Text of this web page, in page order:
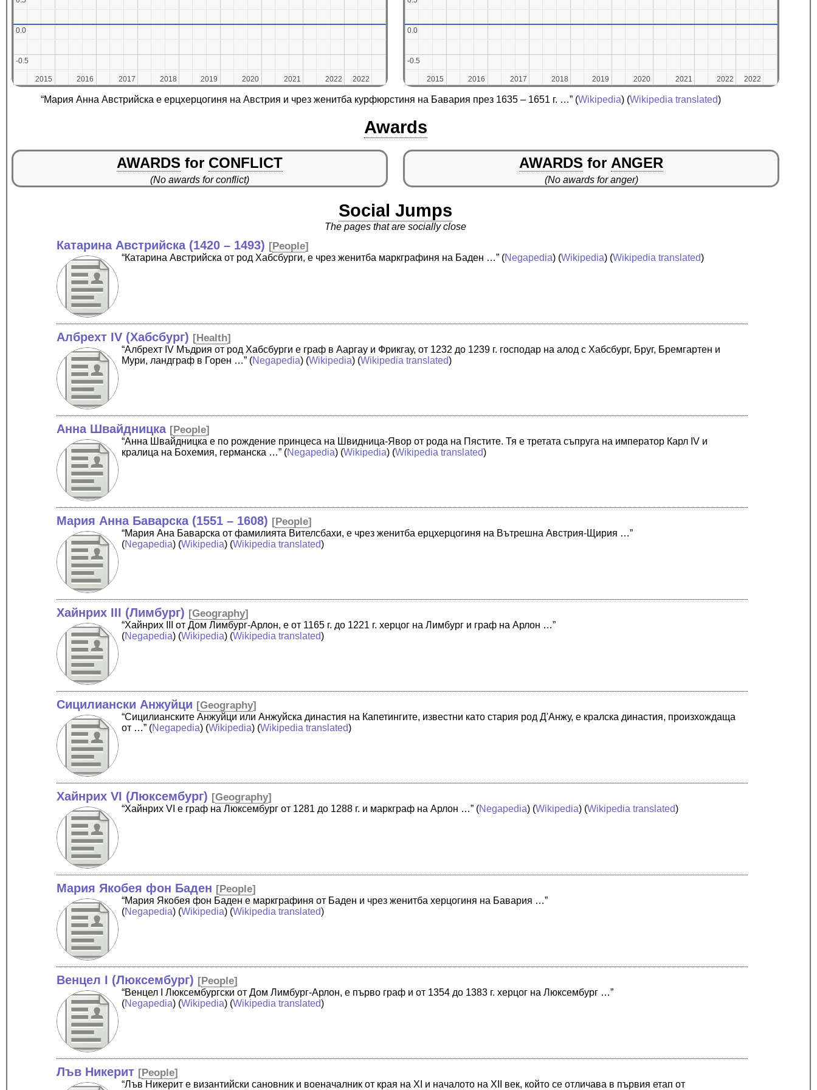
2015
2015 2016
2016 2017
2017 2018
2018 2019
2019 2020
2020 2021
2021 2022
2022 2022
2022
-0.5
-0.5
0.0
0.0
2015
2015 2016
2016 2017
2017 2018
2018 2019
2019 2020
2020 2021
2021 2022
2022 2022
2022
-0.5
-0.5
0.0
0.0
“Мария Анна Австрийска е ерцхерцогиня на Австрия и чрез женитба курфюрстиня на Бавария през 1635 – 1651 г. …” (Wikipedia) (Wikipedia translated)
Awards
AWARDS for CONFLICT
(No awards for conflict)
AWARDS for ANGER
(No awards for anger)
Social Jumps
The pages that are socially close
Катарина Австрийска (1420 – 1493) [People]
“Катарина Австрийска от род Хабсбурги, е чрез женитба маркграфиня на Баден …” (Negapedia) (Wikipedia) (Wikipedia translated)
Албрехт IV (Хабсбург) [Health]
“Албрехт IV Мъдрия от род Хабсбурги е граф в Ааргау и Фрикгау, от 1232 до 1239 г. господар на алод с Хабсбург, Бруг, Бремгартен и
Мури, ландграф в Горен …” (Negapedia) (Wikipedia) (Wikipedia translated)
Анна Швайдницка [People]
“Анна Швайдницка е по рождение принцеса на Швидница-Явор от рода на Пястите. Тя е третата съпруга на император Карл IV и
кралица на Бохемия, германска …” (Negapedia) (Wikipedia) (Wikipedia translated)
Мария Анна Баварска (1551 – 1608) [People]
“Мария Ана Баварска от фамилията Вителсбахи, е чрез женитба ерцхерцогиня на Вътрешна Австрия-Щирия …”
(Negapedia) (Wikipedia) (Wikipedia translated)
Хайнрих III (Лимбург) [Geography]
“Хайнрих III от Дом Лимбург-Арлон, е от 1165 г. до 1221 г. херцог на Лимбург и граф на Арлон …”
(Negapedia) (Wikipedia) (Wikipedia translated)
Сицилиански Анжуйци [Geography]
“Сицилианските Анжуйци или Анжуйска династия на Капетингите, известни като стария род Д'Анжу, e кралска династия, произхождаща
от …” (Negapedia) (Wikipedia) (Wikipedia translated)
Хайнрих VI (Люксембург) [Geography]
“Хайнрих VI е граф на Люксембург от 1281 до 1288 г. и маркграф на Арлон …” (Negapedia) (Wikipedia) (Wikipedia translated)
Мария Якобея фон Баден [People]
“Мария Якобея фон Баден е маркграфиня от Баден и чрез женитба херцогиня на Бавария …”
(Negapedia) (Wikipedia) (Wikipedia translated)
Венцел I (Люксембург) [People]
“Венцел I Люксембургски от Дом Лимбург-Арлон, е първо граф и от 1354 до 1383 г. херцог на Люксембург …”
(Negapedia) (Wikipedia) (Wikipedia translated)
Лъв Никерит [People]
“Лъв Никерит е византийски сановник и военачалник от края на XI и началото на XII век, който се отличава в първия етап от